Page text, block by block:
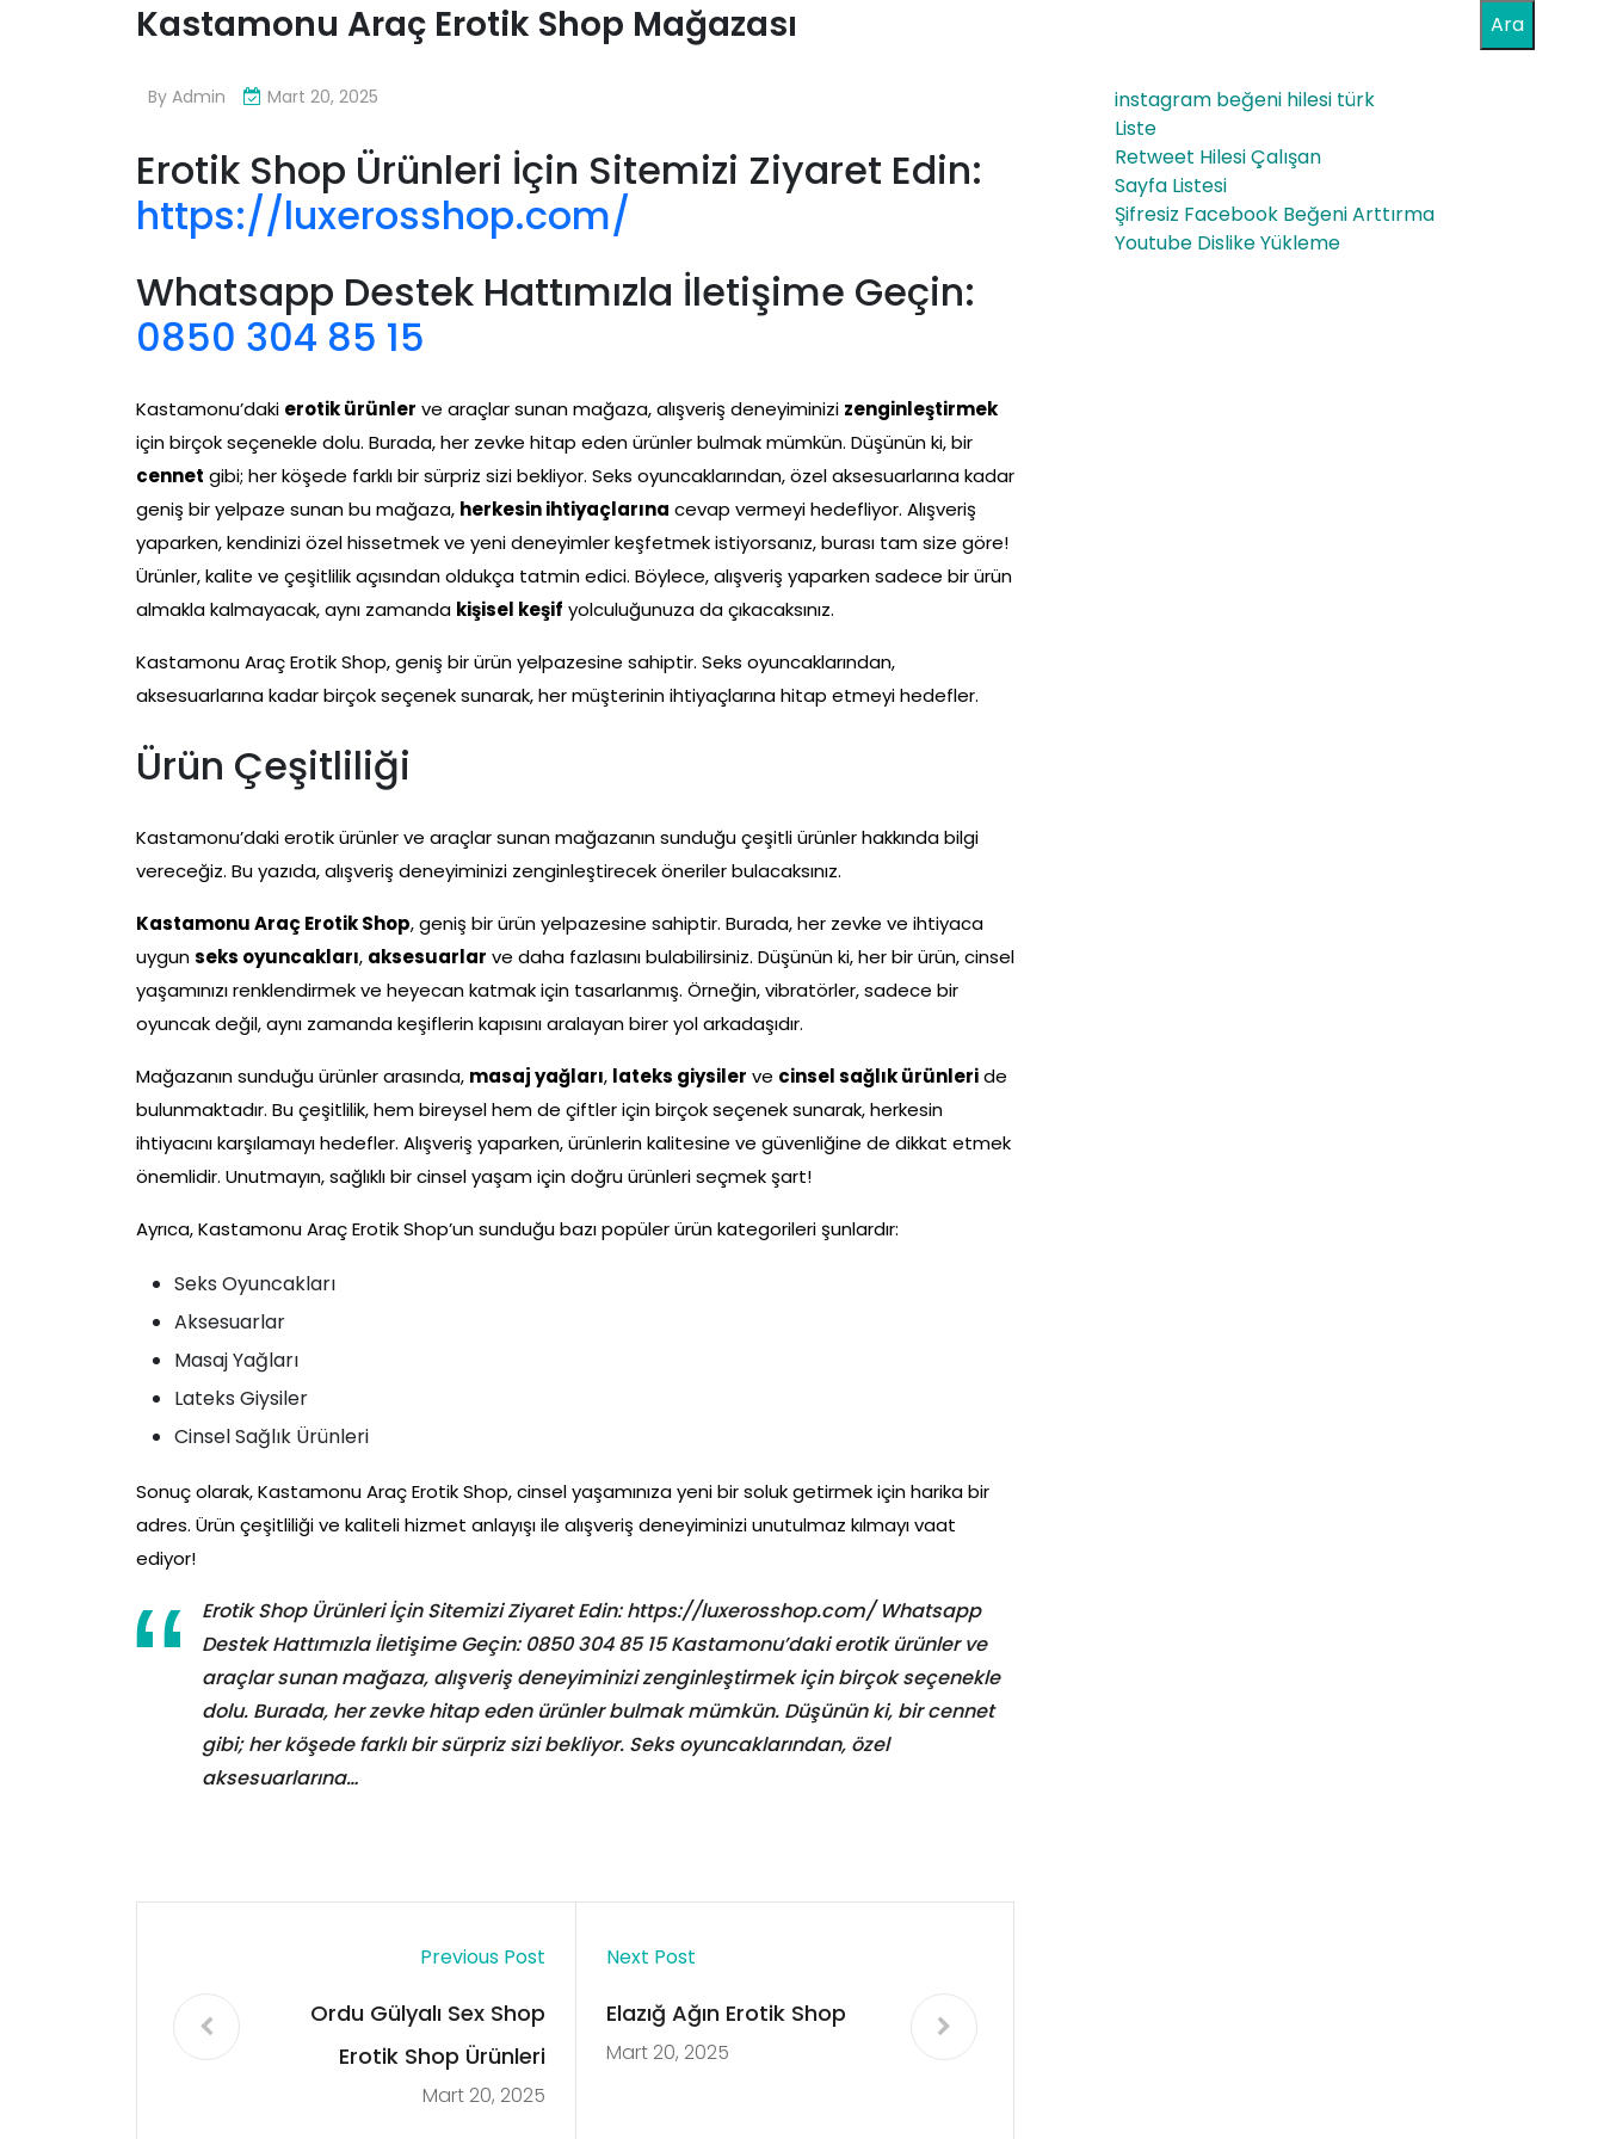
Kastamonu Araç Erotik Shop Mağazası
By Admin Mart 20, 2025
Erotik Shop Ürünleri İçin Sitemizi Ziyaret Edin:
https://luxerosshop.com/
Whatsapp Destek Hattımızla İletişime Geçin:
0850 304 85 15
Kastamonu’daki erotik ürünler ve araçlar sunan mağaza, alışveriş deneyiminizi zenginleştirmek
için birçok seçenekle dolu. Burada, her zevke hitap eden ürünler bulmak mümkün. Düşünün ki, bir
cennet gibi; her köşede farklı bir sürpriz sizi bekliyor. Seks oyuncaklarından, özel aksesuarlarına kadar
geniş bir yelpaze sunan bu mağaza, herkesin ihtiyaçlarına cevap vermeyi hedefliyor. Alışveriş
yaparken, kendinizi özel hissetmek ve yeni deneyimler keşfetmek istiyorsanız, burası tam size göre!
Ürünler, kalite ve çeşitlilik açısından oldukça tatmin edici. Böylece, alışveriş yaparken sadece bir ürün
almakla kalmayacak, aynı zamanda kişisel keşif yolculuğunuza da çıkacaksınız.
Kastamonu Araç Erotik Shop, geniş bir ürün yelpazesine sahiptir. Seks oyuncaklarından,
aksesuarlarına kadar birçok seçenek sunarak, her müşterinin ihtiyaçlarına hitap etmeyi hedefler.
Ürün Çeşitliliği
Kastamonu’daki erotik ürünler ve araçlar sunan mağazanın sunduğu çeşitli ürünler hakkında bilgi
vereceğiz. Bu yazıda, alışveriş deneyiminizi zenginleştirecek öneriler bulacaksınız.
Kastamonu Araç Erotik Shop, geniş bir ürün yelpazesine sahiptir. Burada, her zevke ve ihtiyaca
uygunseks oyuncakları, aksesuarlar ve daha fazlasını bulabilirsiniz. Düşünün ki, her bir ürün, cinsel
yaşamınızı renklendirmek ve heyecan katmak için tasarlanmış. Örneğin, vibratörler, sadece bir
oyuncak değil, aynı zamanda keşiflerin kapısını aralayan birer yol arkadaşıdır.
Mağazanın sunduğu ürünler arasında, masaj yağları, lateks giysiler ve cinsel sağlık ürünleride
bulunmaktadır. Bu çeşitlilik, hem bireysel hem de çiftler için birçok seçenek sunarak, herkesin
ihtiyacını karşılamayı hedefler. Alışveriş yaparken, ürünlerin kalitesine ve güvenliğine de dikkat etmek
önemlidir. Unutmayın, sağlıklı bir cinsel yaşam için doğru ürünleri seçmek şart!
Ayrıca, Kastamonu Araç Erotik Shop’un sunduğu bazı popüler ürün kategorileri şunlardır:
Seks Oyuncakları
Aksesuarlar
Masaj Yağları
Lateks Giysiler
Cinsel Sağlık Ürünleri
Sonuç olarak, Kastamonu Araç Erotik Shop, cinsel yaşamınıza yeni bir soluk getirmek için harika bir
adres. Ürün çeşitliliği ve kaliteli hizmet anlayışı ile alışveriş deneyiminizi unutulmaz kılmayı vaat
ediyor!
Erotik Shop Ürünleri İçin Sitemizi Ziyaret Edin: https://luxerosshop.com/ Whatsapp
Destek Hattımızla İletişime Geçin: 0850 304 85 15 Kastamonu’daki erotik ürünler ve
araçlar sunan mağaza, alışveriş deneyiminizi zenginleştirmek için birçok seçenekle
dolu. Burada, her zevke hitap eden ürünler bulmak mümkün. Düşünün ki, bir cennet
gibi; her köşede farklı bir sürpriz sizi bekliyor. Seks oyuncaklarından, özel
aksesuarlarına…
Previous Post
Ordu Gülyalı Sex Shop
Erotik Shop Ürünleri
Mart 20, 2025
Next Post
Elazığ Ağın Erotik Shop
Mart 20, 2025
Ara
instagram beğeni hilesi türk
Liste
Retweet Hilesi Çalışan
Sayfa Listesi
Şifresiz Facebook Beğeni Arttırma
Youtube Dislike Yükleme